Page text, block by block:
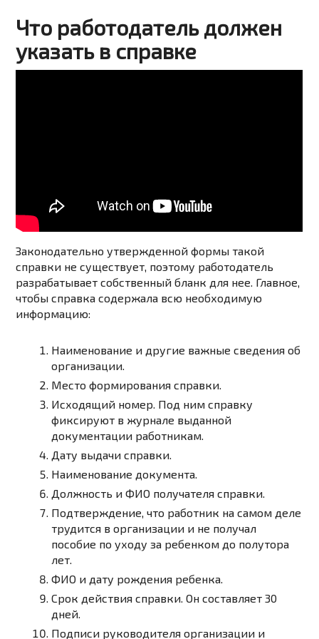
Что работодатель должен
указать в справке
Законодательно утвержденной формы такой
справки не существует, поэтому работодатель
разрабатывает собственный бланк для нее. Главное,
чтобы справка содержала всю необходимую
информацию:
Наименование и другие важные сведения об
организации.
Место формирования справки.
Исходящий номер. Под ним справку
фиксируют в журнале выданной
документации работникам.
Дату выдачи справки.
Наименование документа.
Должность и ФИО получателя справки.
Подтверждение, что работник на самом деле
трудится в организации и не получал
пособие по уходу за ребенком до полутора
лет.
ФИО и дату рождения ребенка.
Срок действия справки. Он составляет 30
дней.
Подписи руководителя организации и